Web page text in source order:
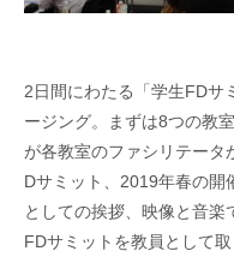
2日間にわたる「学生FDサ
ージング。まずは8つの教
が各教室のファシリテータ
Dサミット、 2019年春の開
としての挨拶、映像と音楽
FDサミットを教員として